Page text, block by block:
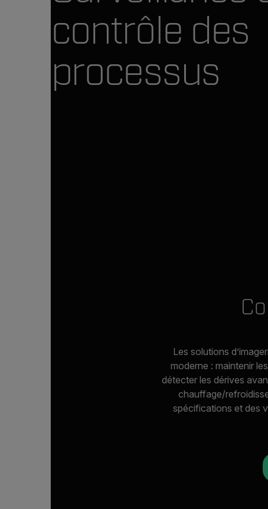
contrôle des
processus
Les solutions
moderne : maintenir
détecter les dérives
chauffage/
spécifications et des